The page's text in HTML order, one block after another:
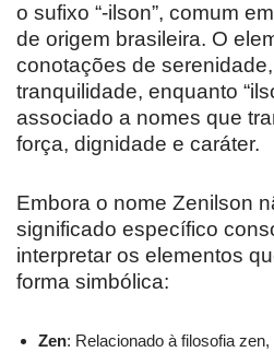
o sufixo “-ilson”, comum
de origem brasileira. O
conotações de
tranquilidade, enquanto
associado a nomes que
força, dignidade e caráter.
Embora o nome Zenilson
significado específico
interpretar os elementos
forma simbólica:
Zen: Relacionado à filosofia